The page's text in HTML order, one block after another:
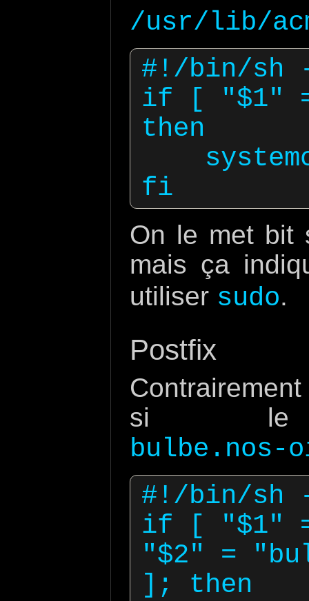
/usr/lib/
#!/bin/sh
if [ "$1"
then
On le met bit
mais ça
utiliser sudo.
Postfix
si le
bulbe.nos-
#!/bin/sh
if [ "$1"
"$2" =
]; then